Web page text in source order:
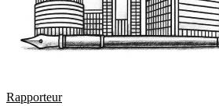
Rapporteur